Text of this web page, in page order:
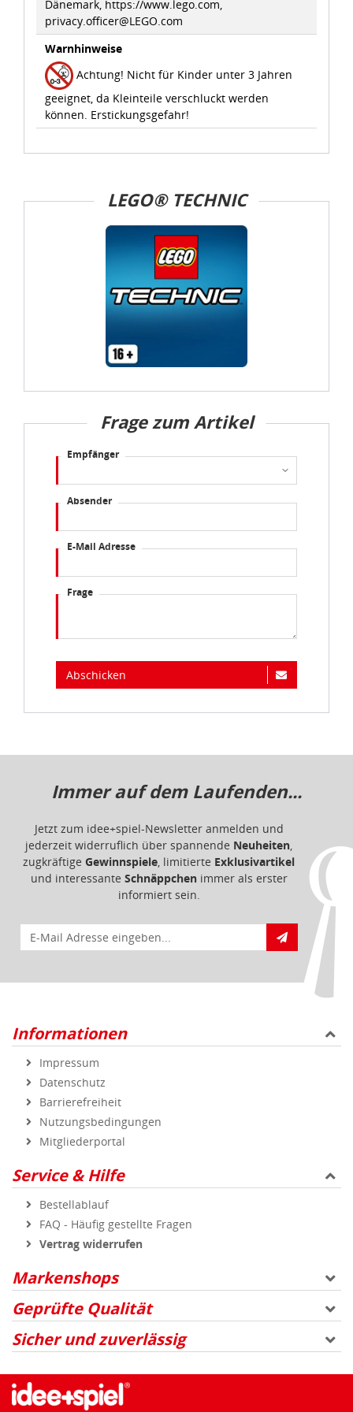
Verarbeitung von Daten in den USA eingehalten werden.
Sie können die Cookie-Einwilligung jederzeit links unten
auf Ihrem Bildschirm anpassen und damit widerrufen.
idee+spiel Betriebs-GmbH
DatenschutzbestimmungenundImpressum
Dänemark, https://www.lego.com,
privacy.officer@LEGO.com
Warnhinweise
Achtung! Nicht für Kinder unter 3 Jahren
geeignet, da Kleinteile verschluckt werden
können. Erstickungsgefahr!
LEGO® TECHNIC
Frage zum Artikel
Empfänger
Absender
E-Mail Adresse
Frage
Abschicken
Immer auf dem Laufenden...
Jetzt zum idee+spiel-Newsletter anmelden und
jederzeit widerruflich über spannende Neuheiten,
zugkräftige Gewinnspiele, limitierte Exklusivartikel
und interessante Schnäppchenimmer als erster
informiert sein.
E-Mail für Newsletteranmeldung
Informationen
Impressum
Datenschutz
Barrierefreiheit
Nutzungsbedingungen
Mitgliederportal
Service & Hilfe
Bestellablauf
FAQ - Häufig gestellte Fragen
Vertrag widerrufen
Markenshops
Geprüfte Qualität
Sicher und zuverlässig